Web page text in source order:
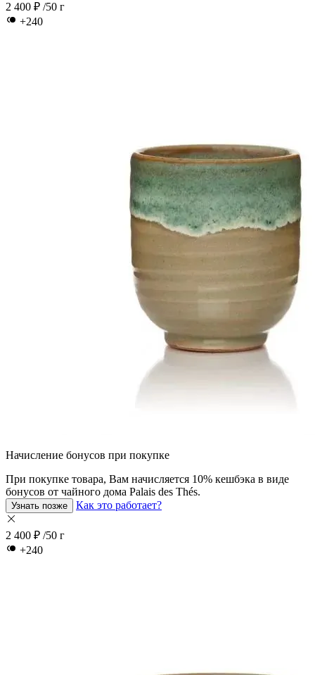
2 400 ₽ /50 г
+240
Начисление бонусов при покупке
При покупкe товара, Вам начисляется 10% кешбэка в виде
бонусов от чайного дома Palais des Thés.
Узнать позже Как это работает?
2 400 ₽ /50 г
+240